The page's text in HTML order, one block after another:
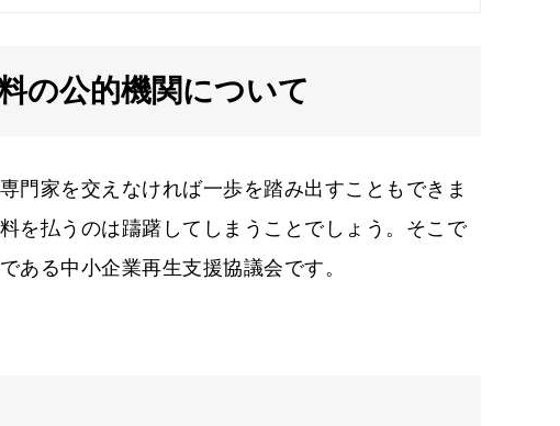
の公的機関について
門家を交えなければ一歩を踏み出すこともできま
を払うのは躊躇してしまうことでしょう。そこで
ある中小企業再生支援協議会です。